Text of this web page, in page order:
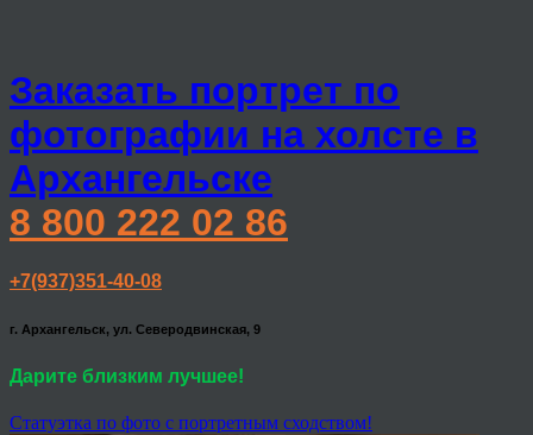
Заказать портрет по
фотографии на холсте в
Архангельске
8 800 222 02 86
+7(937)351-40-08
г. Архангельск, ул. Северодвинская, 9
Дарите близким лучшее!
Статуэтка по фото с портретным сходством!